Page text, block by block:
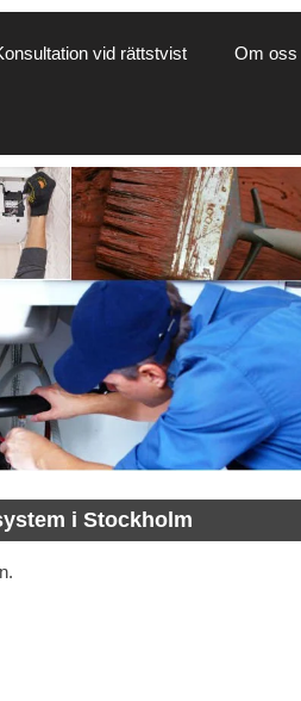
vid rättstvist Om oss
i Stockholm